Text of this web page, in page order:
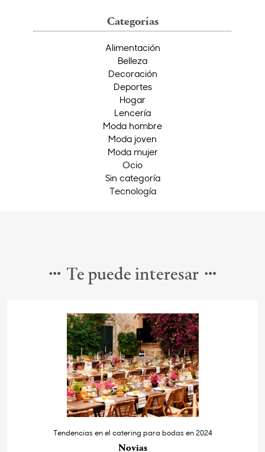
Categorías
Alimentación
Belleza
Decoración
Deportes
Hogar
Lencería
Moda hombre
Moda joven
Moda mujer
Ocio
Sin categoría
Tecnología
Te puede interesar
Tendencias en el catering para bodas en 2024
Novias